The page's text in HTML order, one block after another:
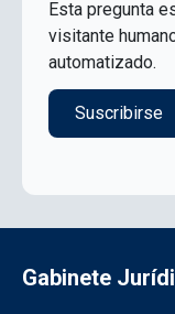
Esta pregunta
visitante
automatizado.
Gabinete